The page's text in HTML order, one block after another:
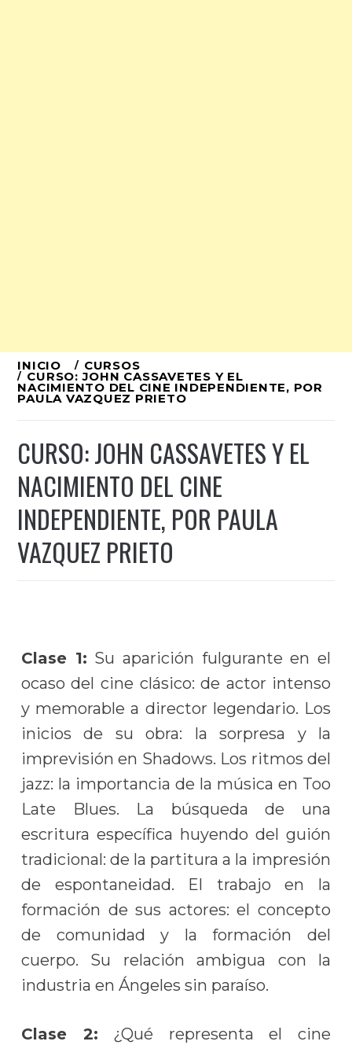
Ir
al
INICIO CURSOS
CURSO: JOHN CASSAVETES Y EL
NACIMIENTO DEL CINE INDEPENDIENTE, POR
PAULA VAZQUEZ PRIETO
CURSO: JOHN CASSAVETES Y EL
NACIMIENTO DEL CINE
INDEPENDIENTE, POR PAULA
VAZQUEZ PRIETO
Clase 1: Su aparición fulgurante en el
ocaso del cine clásico: de actor intenso
y memorable a director legendario. Los
inicios de su obra: la sorpresa y la
imprevisión en Shadows. Los ritmos del
jazz: la importancia de la música en Too
Late Blues. La búsqueda de una
escritura específica huyendo del guión
tradicional: de la partitura a la impresión
de espontaneidad. El trabajo en la
formación de sus actores: el concepto
de comunidad y la formación del
cuerpo. Su relación ambigua con la
industria en Ángeles sin paraíso.
Clase 2: ¿Qué representa el cine